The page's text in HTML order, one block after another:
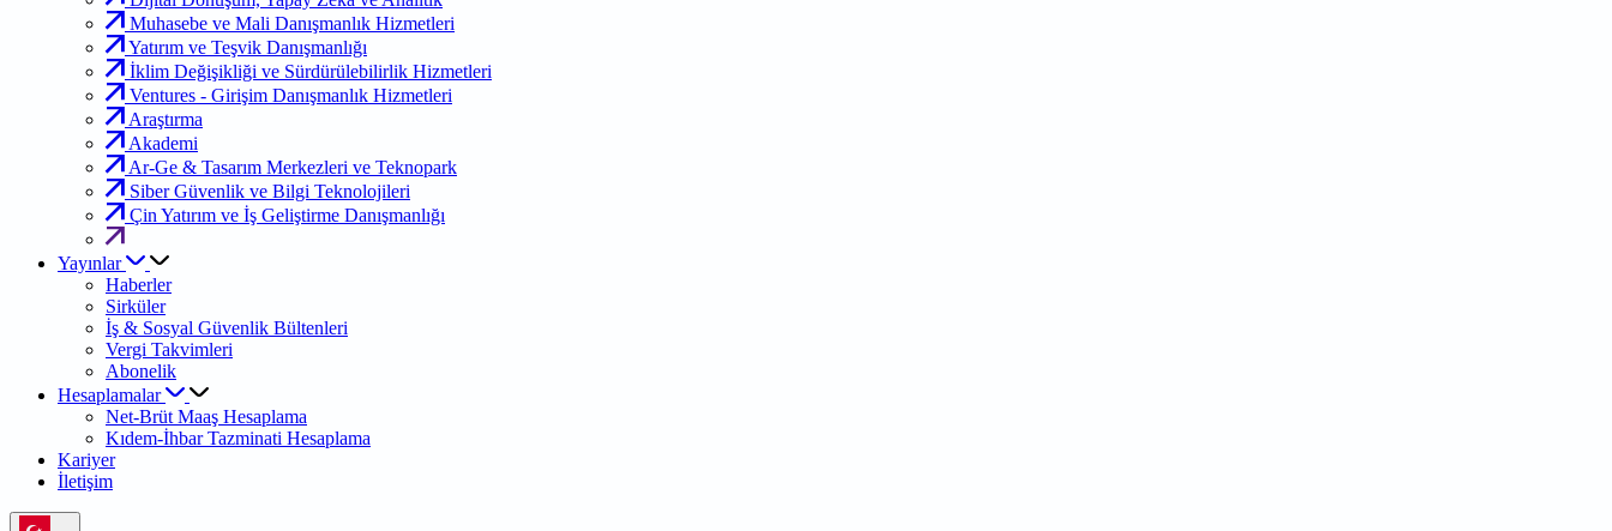
Muhasebe ve Mali Danışmanlık Hizmetleri
Yatırım ve Teşvik Danışmanlığı
İklim Değişikliği ve Sürdürülebilirlik Hizmetleri
Ventures - Girişim Danışmanlık Hizmetleri
Araştırma
Akademi
Ar-Ge & Tasarım Merkezleri ve Teknopark
Siber Güvenlik ve Bilgi Teknolojileri
Çin Yatırım ve İş Geliştirme Danışmanlığı
Yayınlar
Haberler
Sirküler
İş & Sosyal Güvenlik Bültenleri
Vergi Takvimleri
Abonelik
Hesaplamalar
Net-Brüt Maaş Hesaplama
Kıdem-İhbar Tazminati Hesaplama
Kariyer
İletişim